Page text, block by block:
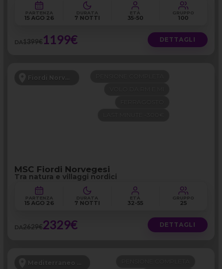
PARTENZA
15 AGO 26
DURATA
7 NOTTI
ETÀ
35-50
GRUPPO
100
DA1399€1199€ DETTAGLI
Fiordi Norvegesi
MSC Fiordi Norvegesi
Tra natura e villaggi nordici
PARTENZA
15 AGO 26
DURATA
7 NOTTI
ETÀ
32-55
GRUPPO
25
DA2629€2329€ DETTAGLI
Mediterraneo Orientale